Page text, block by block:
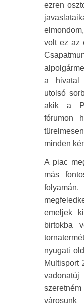
ezren
volt ez az
a hivatal
utolsó
akik a
fórumon
minden
A piac
más
emeljek
birtokba
nyugati
Multisport